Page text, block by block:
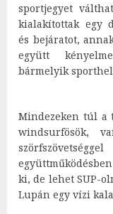
sportjegyet
kialakítottak egy
és bejáratot,
együtt
bármelyik
Mindezeken túl a
windsurfösök,
ki, de lehet SUP-
Lupán egy vízi